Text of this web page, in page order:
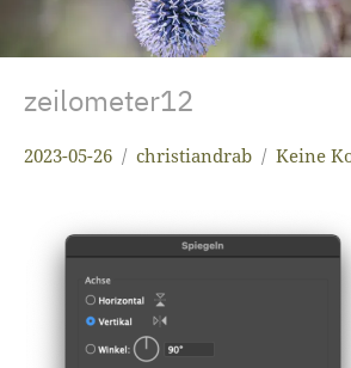
langes
Gesicht!
zeilometer12
2023-05-26 christiandrab Keine